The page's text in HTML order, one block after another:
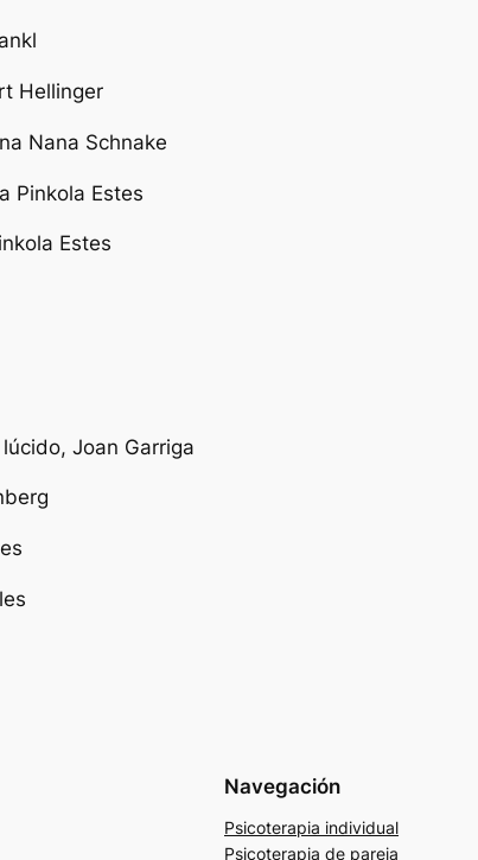
Hellinger
Nana Schnake
Pinkola Estes
Estes
Joan Garriga
Navegación
Psicoterapia individual
Psicoterapia de pareja